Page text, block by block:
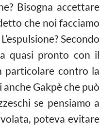
Bisogna accettare
che noi facciamo
Secondo
quasi pronto con il
particolare contro la
Gakpè che può
se pensiamo a
poteva evitare